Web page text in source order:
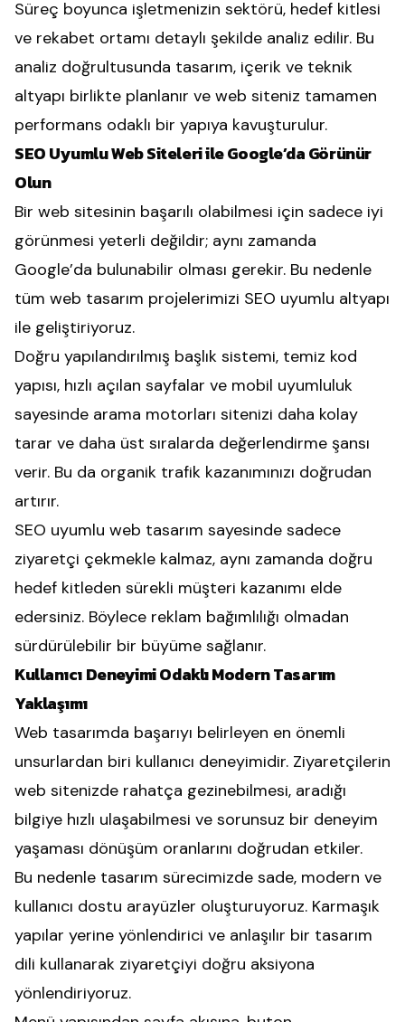
Süreç boyunca işletmenizin sektörü, hedef kitlesi
ve rekabet ortamı detaylı şekilde analiz edilir. Bu
analiz doğrultusunda tasarım, içerik ve teknik
altyapı birlikte planlanır ve web siteniz tamamen
performans odaklı bir yapıya kavuşturulur.
SEO Uyumlu Web Siteleri ile Google’da Görünür
Olun
Bir web sitesinin başarılı olabilmesi için sadece iyi
görünmesi yeterli değildir; aynı zamanda
Google’da bulunabilir olması gerekir. Bu nedenle
tüm web tasarım projelerimizi SEO uyumlu altyapı
ile geliştiriyoruz.
Doğru yapılandırılmış başlık sistemi, temiz kod
yapısı, hızlı açılan sayfalar ve mobil uyumluluk
sayesinde arama motorları sitenizi daha kolay
tarar ve daha üst sıralarda değerlendirme şansı
verir. Bu da organik trafik kazanımınızı doğrudan
artırır.
SEO uyumlu web tasarım sayesinde sadece
ziyaretçi çekmekle kalmaz, aynı zamanda doğru
hedef kitleden sürekli müşteri kazanımı elde
edersiniz. Böylece reklam bağımlılığı olmadan
sürdürülebilir bir büyüme sağlanır.
Kullanıcı Deneyimi Odaklı Modern Tasarım
Yaklaşımı
Web tasarımda başarıyı belirleyen en önemli
unsurlardan biri kullanıcı deneyimidir. Ziyaretçilerin
web sitenizde rahatça gezinebilmesi, aradığı
bilgiye hızlı ulaşabilmesi ve sorunsuz bir deneyim
yaşaması dönüşüm oranlarını doğrudan etkiler.
Bu nedenle tasarım sürecimizde sade, modern ve
kullanıcı dostu arayüzler oluşturuyoruz. Karmaşık
yapılar yerine yönlendirici ve anlaşılır bir tasarım
dili kullanarak ziyaretçiyi doğru aksiyona
yönlendiriyoruz.